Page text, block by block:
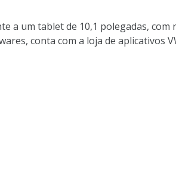
um tablet de 10,1 polegadas, com
conta com a loja de aplicativos